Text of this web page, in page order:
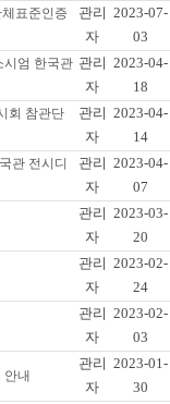
표준인증
관리
자
2023-07-
03
시엄 한국관 관리
자
2023-04-
18
회 참관단
관리
자
2023-04-
14
관 전시디
관리
자
2023-04-
07
관리
자
2023-03-
20
관리
자
2023-02-
24
관리
자
2023-02-
03
안내
관리
자
2023-01-
30